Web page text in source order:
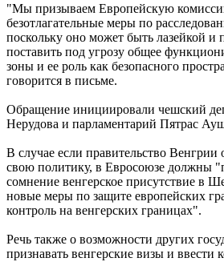
"Мы призываем Европейскую
безотлагательные меры по
поскольку оно может быть лазейкой и
поставить под угрозу общее
зоны и ее роль как безопасного
говорится в письме.
Обращение инициировали чешский
Нерудова и парламентарий Пятрас
В случае если правительство Венгрии
свою политику, в Евросоюзе должны
сомнение венгерское присутствие в
новые меры по защите европейских
контроль на венгерских границах".
Речь также о возможности других
признавать венгерские визы и ввести